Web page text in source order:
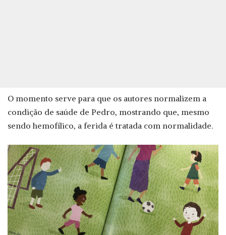
O momento serve para que os autores normalizem a
condição de saúde de Pedro, mostrando que, mesmo
sendo hemofílico, a ferida é tratada com normalidade.